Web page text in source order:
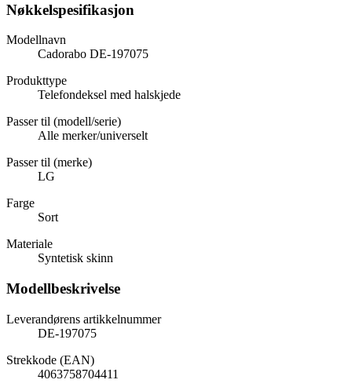
Nøkkelspesifikasjon
Modellnavn
Cadorabo DE-197075
Produkttype
Telefondeksel med halskjede
Passer til (modell/serie)
Alle merker/universelt
Passer til (merke)
LG
Farge
Sort
Materiale
Syntetisk skinn
Modellbeskrivelse
Leverandørens artikkelnummer
DE-197075
Strekkode (EAN)
4063758704411